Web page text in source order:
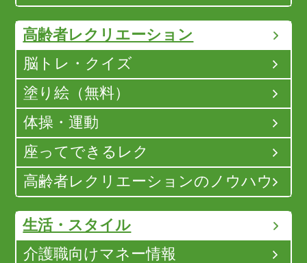
高齢者レクリエーション
脳トレ・クイズ
塗り絵（無料）
体操・運動
座ってできるレク
高齢者レクリエーションのノウハウ
生活・スタイル
介護職向けマネー情報